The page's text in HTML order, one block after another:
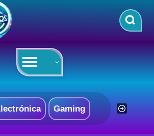
Gaming